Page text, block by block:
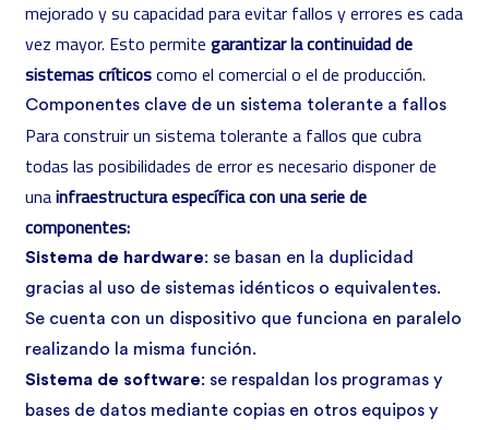
mejorado y su capacidad para evitar fallos y errores es cada
vez mayor. Esto permite garantizar la continuidad de
sistemas críticoscomo el comercial o el de producción.
Componentes clave de un sistema tolerante a fallos
Para construir un sistema tolerante a fallos que cubra
todas las posibilidades de error es necesario disponer de
unainfraestructura específica con una serie de
componentes:
Sistema de hardware: se basan en la duplicidad
gracias al uso de sistemas idénticos o equivalentes.
Se cuenta con un dispositivo que funciona en paralelo
realizando la misma función.
Sistema de software: se respaldan los programas y
bases de datos mediante copias en otros equipos y